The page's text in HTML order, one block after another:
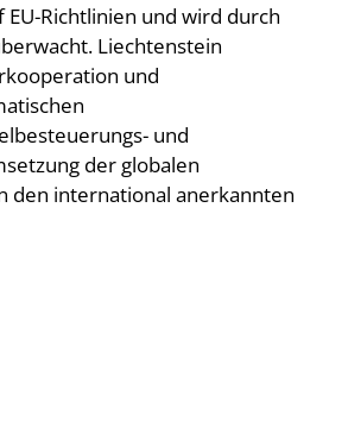
Richtlinien und wird durch
Liechtenstein
und
und
der globalen
den international anerkannten